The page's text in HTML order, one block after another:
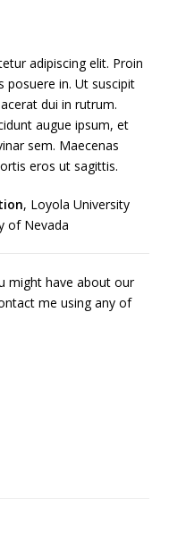
adipiscing elit. Proin
posuere in. Ut suscipit
dui in rutrum.
augue ipsum, et
sem. Maecenas
eros ut sagittis.
, Loyola University
of Nevada
might have about our
me using any of